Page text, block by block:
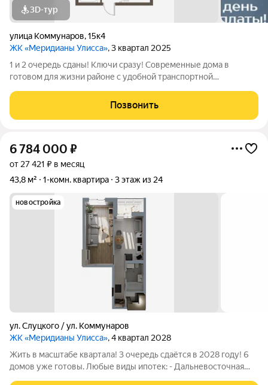
3D-тур
улица Коммунаров,15к4
ЖК «Меридианы Улисса», 3 квартал 2025
1 и 2 очередь сданы! Ключи сразу! Современные дома в
готовом для жизни районе с удобной транспортной
на Русском острове или р-на Патрокл 5 МИНУТ до площади
Позвонить
6 784 000 ₽
от 27 421 ₽ в месяц
43,8 м²
1-комн. квартира 3 этаж из 24
новостройка
ул. Слуцкого / ул. Коммунаров
ЖК «Меридианы Улисса», 4 квартал 2028
Жить в масштабе квартала! 3 очередь сдаётся в 2028 году! 6
домов уже готовы. Любые виды ипотек: - Дальневосточная